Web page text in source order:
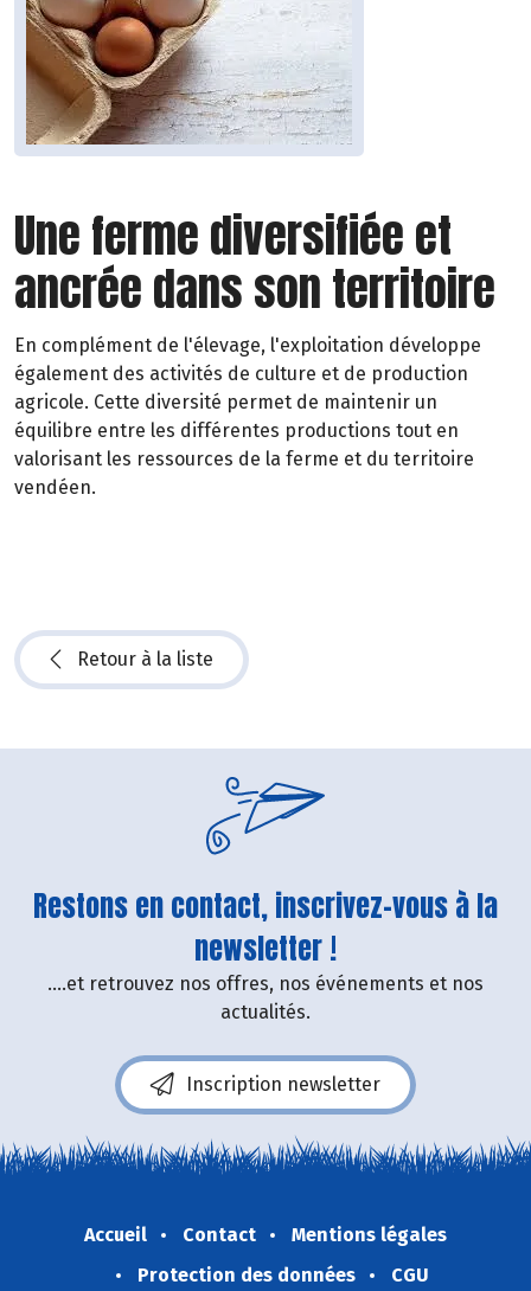
Une ferme diversifiée et
ancrée dans son territoire
En complément de l'élevage, l'exploitation développe
également des activités de culture et de production
agricole. Cette diversité permet de maintenir un
équilibre entre les différentes productions tout en
valorisant les ressources de la ferme et du territoire
vendéen.
Retour à la liste
Restons en contact, inscrivez-vous à la
newsletter !
....et retrouvez nos offres, nos événements et nos
actualités.
Inscription newsletter
Accueil Contact
Mentions légales
Protection des données
CGU